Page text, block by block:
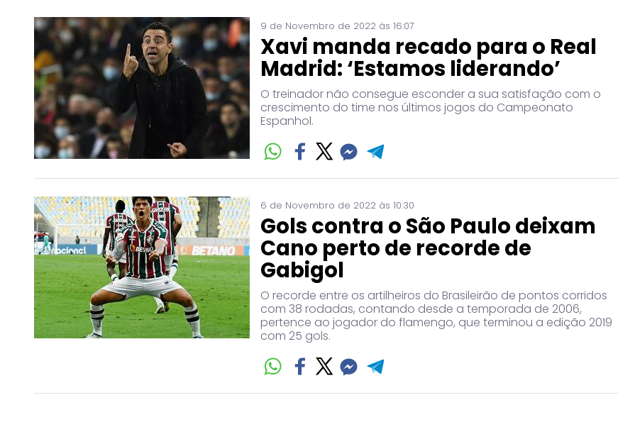
9 de Novembro de 2022 às 16:07
Xavi manda recado para o Real
Madrid: ‘Estamos liderando’
O treinador não consegue esconder a sua satisfação com o
crescimento do time nos últimos jogos do Campeonato
Espanhol.
6 de Novembro de 2022 às 10:30
Gols contra o São Paulo deixam
Cano perto de recorde de
Gabigol
O recorde entre os artilheiros do Brasileirão de pontos corridos
com 38 rodadas, contando desde a temporada de 2006,
pertence ao jogador do flamengo, que terminou a edição 2019
com 25 gols.